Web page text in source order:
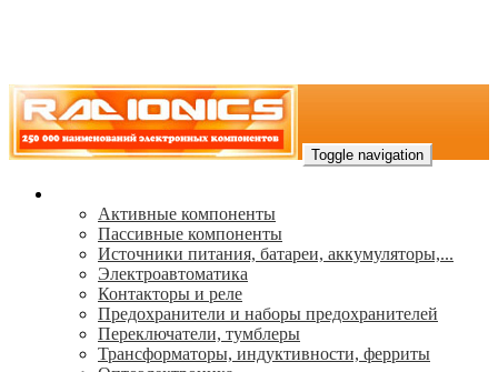
Toggle navigation
Активные компоненты
Пассивные компоненты
Источники питания, батареи, аккумуляторы,...
Электроавтоматика
Контакторы и реле
Предохранители и наборы предохранителей
Переключатели, тумблеры
Трансформаторы, индуктивности, ферриты